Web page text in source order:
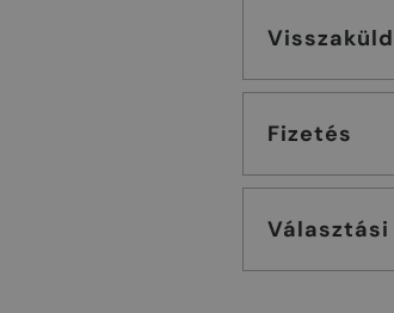
Fizetés